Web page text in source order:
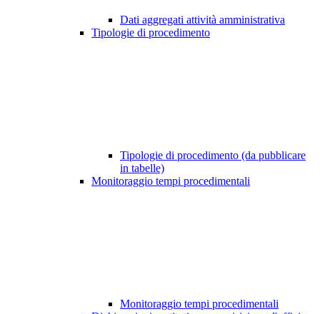
Dati aggregati attività amministrativa
Tipologie di procedimento
Tipologie di procedimento (da pubblicare
in tabelle)
Monitoraggio tempi procedimentali
Monitoraggio tempi procedimentali